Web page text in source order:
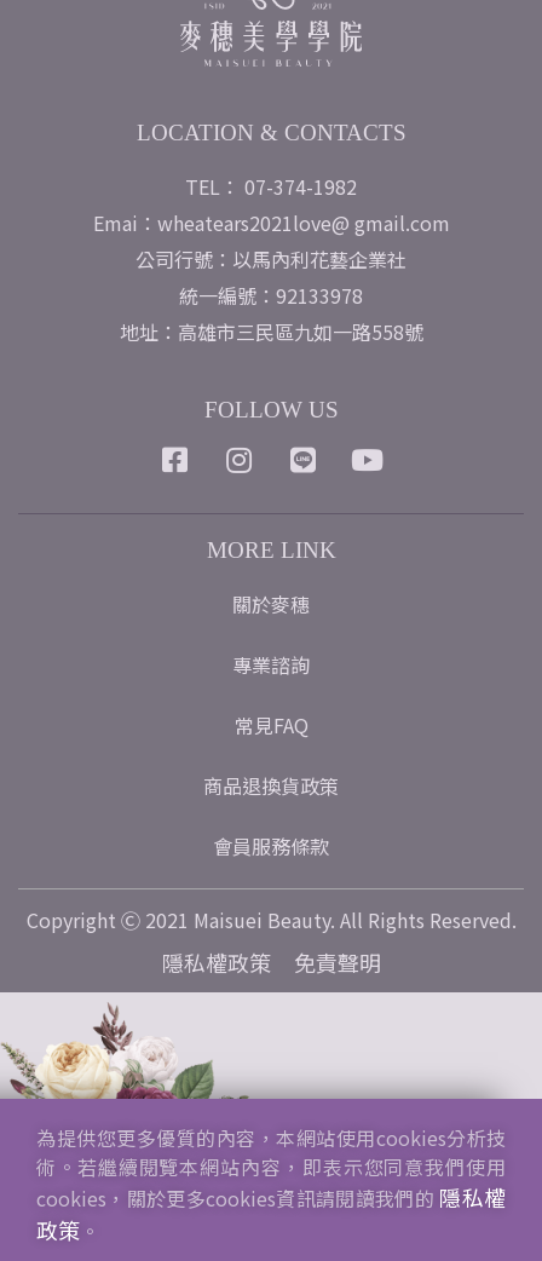
LOCATION & CONTACTS
TEL： 07-374-1982
Emai：wheatears2021love@ gmail.com
公司行號：以馬內利花藝企業社
統一編號：92133978
地址：高雄市三民區九如一路558號
FOLLOW US
MORE LINK
關於麥穗
專業諮詢
常見FAQ
商品退換貨政策
會員服務條款
Copyright Ⓒ 2021 Maisuei Beauty. All Rights Reserved.
隱私權政策 免責聲明
為提供您更多優質的內容，本網站使用cookies分析技
術。若繼續閱覽本網站內容，即表示您同意我們使用
cookies，關於更多cookies資訊請閱讀我們的 隱私權
政策 。